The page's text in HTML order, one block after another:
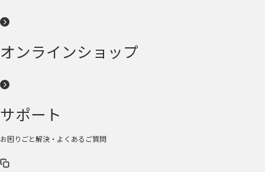
オンラインショップ
サポート
お困りごと解決・よくあるご質問